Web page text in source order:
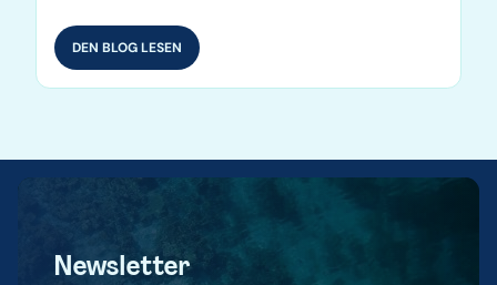
DEN BLOG LESEN
Newsletter